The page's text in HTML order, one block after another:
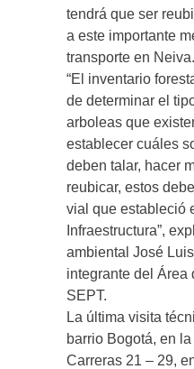
tendrá que ser
a este importante
transporte en Neiva.
“El inventario
de determinar el
arboleas que
establecer cuáles
deben talar, hacer
reubicar, estos
vial que estableció
Infraestructura”,
ambiental José
integrante del Área
SEPT.
La última visita
barrio Bogotá, en
Carreras 21 – 29,